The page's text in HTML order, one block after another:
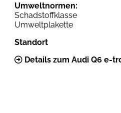
Umweltnormen:
Schadstoffklasse
Umweltplakette
Standort
Details zum Audi Q6 e-